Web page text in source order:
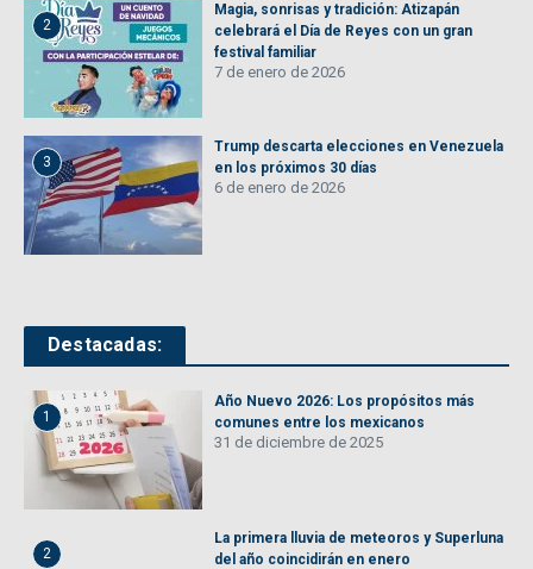
2
Magia, sonrisas y tradición: Atizapán
celebrará el Día de Reyes con un gran
festival familiar
7 de enero de 2026
3
Trump descarta elecciones en Venezuela
en los próximos 30 días
6 de enero de 2026
Destacadas:
1
Año Nuevo 2026: Los propósitos más
comunes entre los mexicanos
31 de diciembre de 2025
2
La primera lluvia de meteoros y Superluna
del año coincidirán en enero